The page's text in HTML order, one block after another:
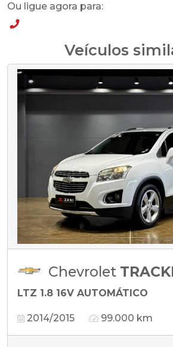
Ou ligue agora para:
Veículos
Chevrolet
LTZ 1.8 16V AUTOMÁTICO
2014/2015 99.000 km